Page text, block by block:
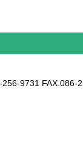
9731 FAX.086-